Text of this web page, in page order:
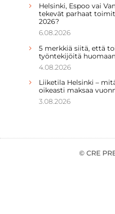
Helsinki, Espoo vai
tekevät parhaat
2026?
6.08.2026
5 merkkiä siitä, että
työntekijöitä
4.08.2026
Liiketila Helsinki –
oikeasti maksaa
3.08.2026
© CRE